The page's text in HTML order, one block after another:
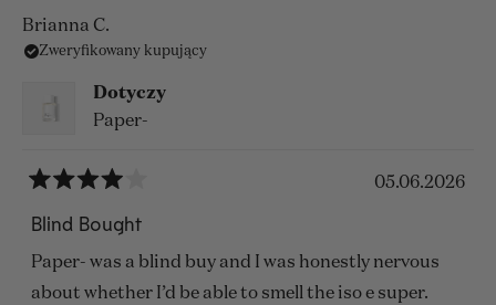
Brianna C.
Zweryfikowany kupujący
Dotyczy
Paper-
na
4
z
5
gwiazdek
05.06.2026
Blind Bought
Paper- was a blind buy and I was honestly nervous
about whether I’d be able to smell the iso e super.